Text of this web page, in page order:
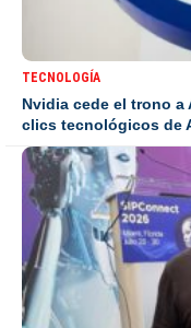
TECNOLOGÍA
Nvidia cede el trono
clics tecnológicos de